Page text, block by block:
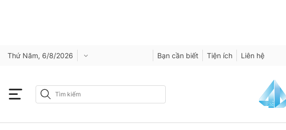
Thứ Năm, 6/8/2026 Bạn cần biết Tiện ích Liên hệ